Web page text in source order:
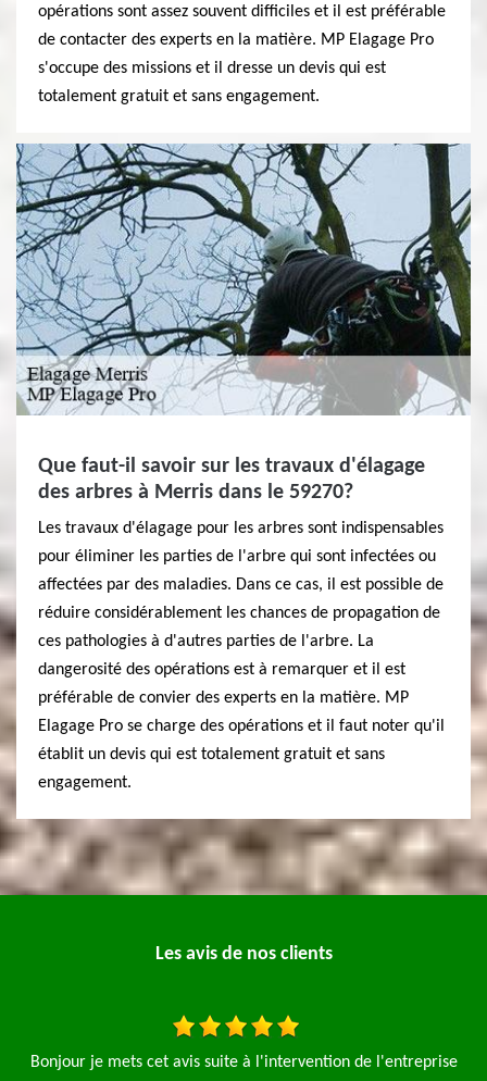
opérations sont assez souvent difficiles et il est préférable
de contacter des experts en la matière. MP Elagage Pro
s'occupe des missions et il dresse un devis qui est
totalement gratuit et sans engagement.
Que faut-il savoir sur les travaux d'élagage
des arbres à Merris dans le 59270?
Les travaux d'élagage pour les arbres sont indispensables
pour éliminer les parties de l'arbre qui sont infectées ou
affectées par des maladies. Dans ce cas, il est possible de
réduire considérablement les chances de propagation de
ces pathologies à d'autres parties de l'arbre. La
dangerosité des opérations est à remarquer et il est
préférable de convier des experts en la matière. MP
Elagage Pro se charge des opérations et il faut noter qu'il
établit un devis qui est totalement gratuit et sans
engagement.
Les avis de nos clients
J’ai fait appel à l’entreprise MP élagage pour la tonte d’une